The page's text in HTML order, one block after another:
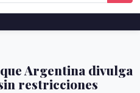
Argentina divulga
restricciones